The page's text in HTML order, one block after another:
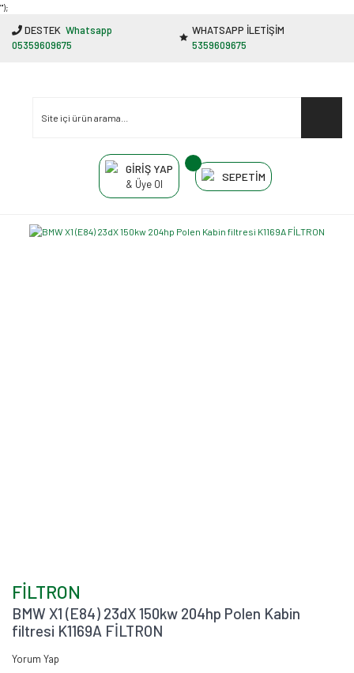
"');
DESTEK Whatsapp
05359609675
WHATSAPP İLETİŞİM
5359609675
GİRİŞ YAP
& Üye Ol
SEPETİM
FİLTRON
BMW X1 (E84) 23dX 150kw 204hp Polen Kabin
filtresi K1169A FİLTRON
Yorum Yap